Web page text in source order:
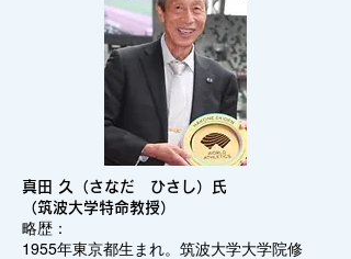
真田 久（さなだ ひさし）氏
（筑波大学特命教授）
略歴：
1955年東京都生まれ。筑波大学大学院修